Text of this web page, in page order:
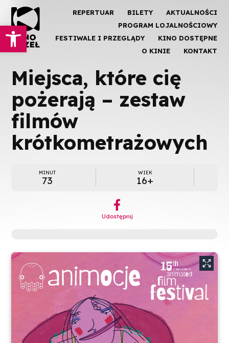
Otwórz pasek narzędzi
REPERTUAR BILETY
AKTUALNOŚCI
PROGRAM LOJALNOŚCIOWY
FESTIWALE I PRZEGLĄDY
KINO DOSTĘPNE
O KINIE
KONTAKT
Miejsca, które cię
pożerają – zestaw
filmów
krótkometrażowych
MINUT
73
WIEK
16+
︁
Udostępnij